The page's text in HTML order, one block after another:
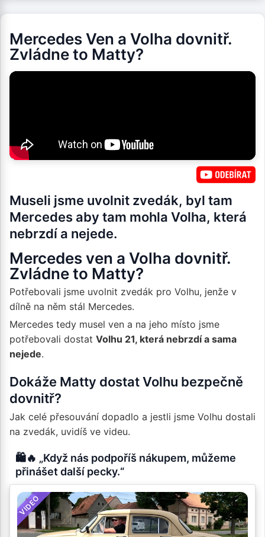
Mercedes Ven a Volha dovnitř.
Zvládne to Matty?
Museli jsme uvolnit zvedák, byl tam
Mercedes aby tam mohla Volha, která
nebrzdí a nejede.
Mercedes ven a Volha dovnitř.
Zvládne to Matty?
Potřebovali jsme uvolnit zvedák pro Volhu, jenže v
dílně na něm stál Mercedes.
Mercedes tedy musel ven a na jeho místo jsme
potřebovali dostat Volhu 21, která nebrzdí a sama
nejede.
Dokáže Matty dostat Volhu bezpečně
dovnitř?
Jak celé přesouvání dopadlo a jestli jsme Volhu dostali
na zvedák, uvidíš ve videu.
🛍️🔥 „Když nás podpoříš nákupem, můžeme
přinášet další pecky.“
VIDEO